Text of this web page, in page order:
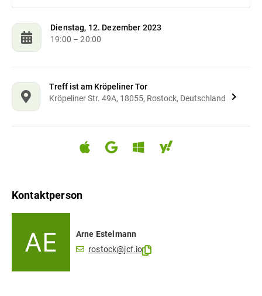
Dienstag, 12. Dezember 2023
19:00 – 20:00
Treff ist am Kröpeliner Tor
Kröpeliner Str. 49A, 18055, Rostock, Deutschland
Kontaktperson
Arne Estelmann
rostock@jcf.io